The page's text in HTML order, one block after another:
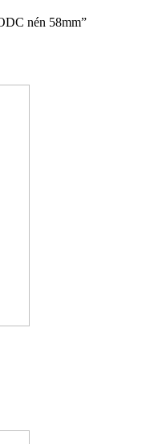
nén 58mm”